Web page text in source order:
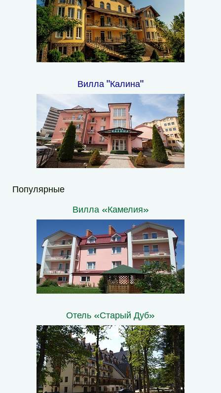
Вилла "Калина"
Популярные
Вилла «Камелия»
Отель «Старый Дуб»